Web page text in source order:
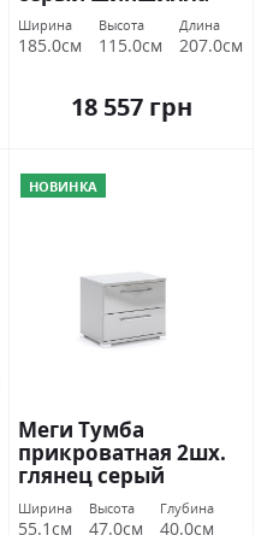
Миромарк
Ширина
185.0см
Высота
115.0см
Длина
207.0см
18 557 грн
НОВИНКА
Меги Тумба
прикроватная 2шх.
глянец серый
шиншилла
Миромарк
Ширина
55.1см
Высота
47.0см
Глубина
40.0см